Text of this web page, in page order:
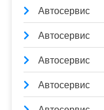
Автосервис
Автосервис
Автосервис
Автосервис